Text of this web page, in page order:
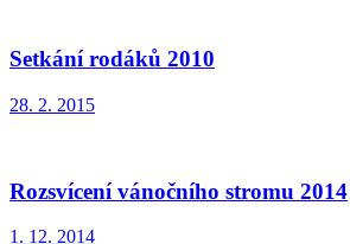
Setkání rodáků 2010
28. 2. 2015
Rozsvícení vánočního stromu 2014
1. 12. 2014